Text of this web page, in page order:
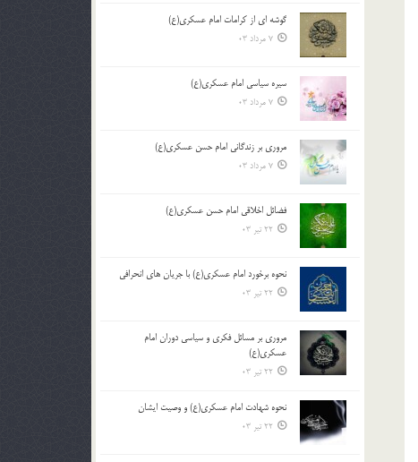
گوشه ای از کرامات امام عسکری(ع)
7 مرداد 03
سیره سیاسی امام عسکری(ع)
7 مرداد 03
مروری بر زندگانی امام حسن عسکری(ع)
7 مرداد 03
فضائل اخلاقی امام حسن عسکری(ع)
22 تیر 03
نحوه برخورد امام عسکری(ع) با جریان های انحرافی
22 تیر 03
مروری بر مسائل فکری و سیاسی دوران امام
عسکری(ع)
22 تیر 03
نحوه شهادت امام عسکری(ع) و وصیت ایشان
22 تیر 03